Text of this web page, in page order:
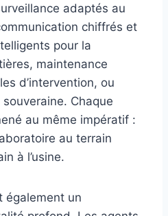
adaptés au
chiffrés et
pour la
maintenance
d’intervention, ou
Chaque
au même impératif :
au terrain
à l’usine.
également un